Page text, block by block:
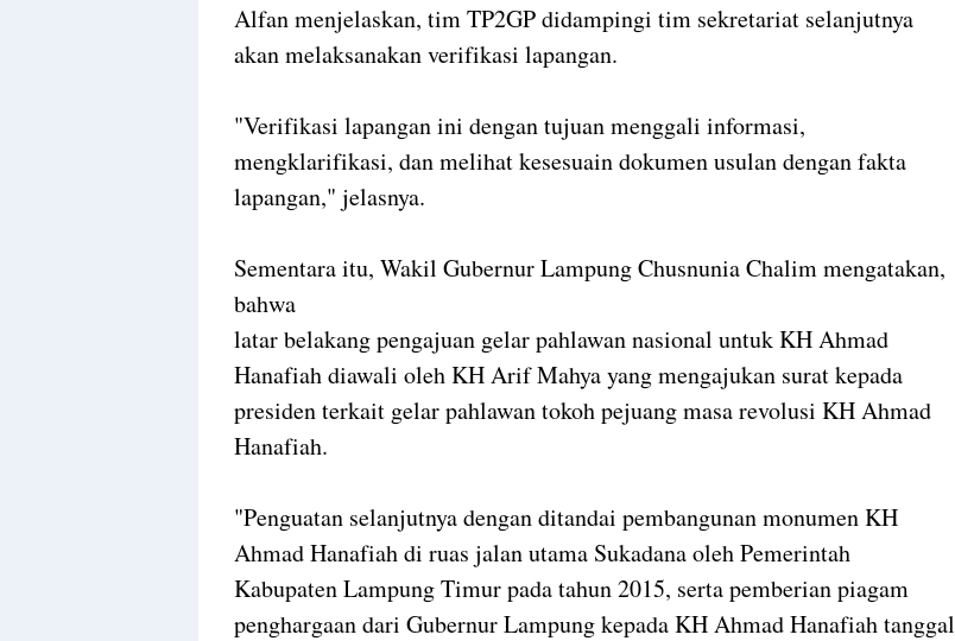
Alfan menjelaskan, tim TP2GP didampingi tim sekretariat selanjutnya
akan melaksanakan verifikasi lapangan.
"Verifikasi lapangan ini dengan tujuan menggali informasi,
mengklarifikasi, dan melihat kesesuain dokumen usulan dengan fakta
lapangan," jelasnya.
Sementara itu, Wakil Gubernur Lampung Chusnunia Chalim mengatakan,
bahwa
latar belakang pengajuan gelar pahlawan nasional untuk KH Ahmad
Hanafiah diawali oleh KH Arif Mahya yang mengajukan surat kepada
presiden terkait gelar pahlawan tokoh pejuang masa revolusi KH Ahmad
Hanafiah.
"Penguatan selanjutnya dengan ditandai pembangunan monumen KH
Ahmad Hanafiah di ruas jalan utama Sukadana oleh Pemerintah
Kabupaten Lampung Timur pada tahun 2015, serta pemberian piagam
penghargaan dari Gubernur Lampung kepada KH Ahmad Hanafiah tanggal